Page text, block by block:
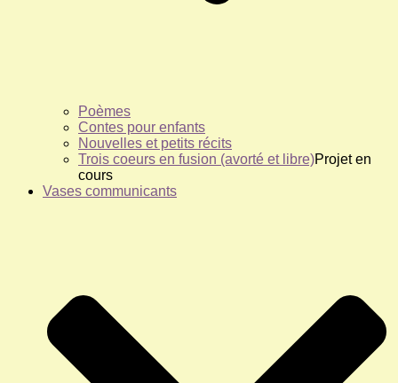
Poèmes
Contes pour enfants
Nouvelles et petits récits
Trois coeurs en fusion (avorté et libre)Projet en
cours
Vases communicants